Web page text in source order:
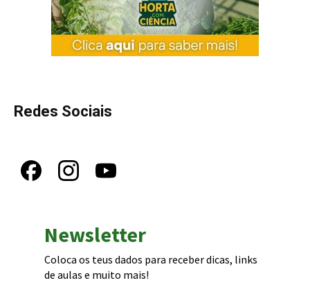
Redes Sociais
Newsletter
Coloca os teus dados para receber dicas, links
de aulas e muito mais!